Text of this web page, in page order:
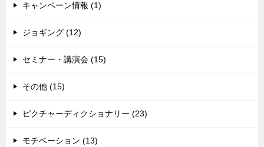
キャンペーン情報 (1)
ジョギング (12)
セミナー・講演会 (15)
その他 (15)
ピクチャーディクショナリー (23)
モチベーション (13)